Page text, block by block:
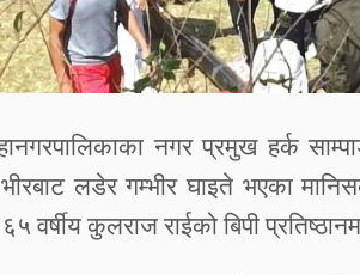
नगर प्रमुख हर्क
भीरबाट लडेर गम्भीर घाइते भएका
६५ वर्षीय कुलराज राईको बिपी